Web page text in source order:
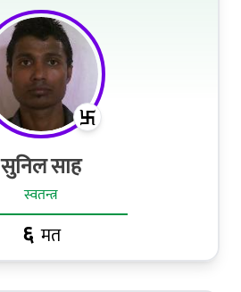
सुनिल साह
स्वतन्त्र
६ मत